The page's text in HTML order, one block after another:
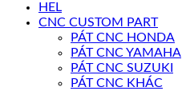
HEL
CNC CUSTOM PART
PÁT CNC HONDA
PÁT CNC YAMAHA
PÁT CNC SUZUKI
PÁT CNC KHÁC